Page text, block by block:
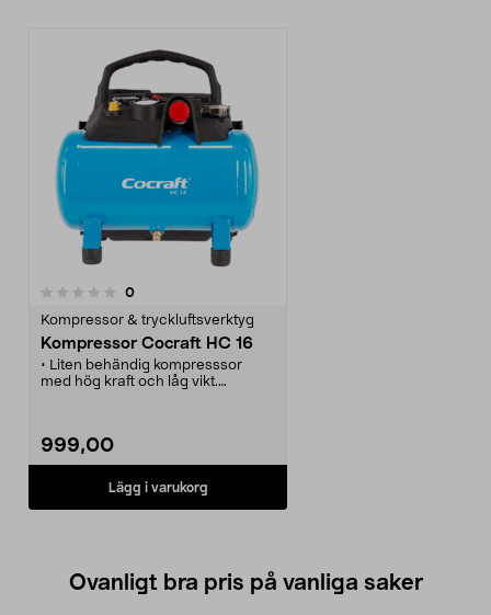
0recensioner
Kompressor & tryckluftsverktyg
Kompressor Cocraft HC 16
• Liten behändig kompresssor
med hög kraft och låg vikt.
av däck etc.
999,00
Lägg i varukorg
Ovanligt bra pris på vanliga saker